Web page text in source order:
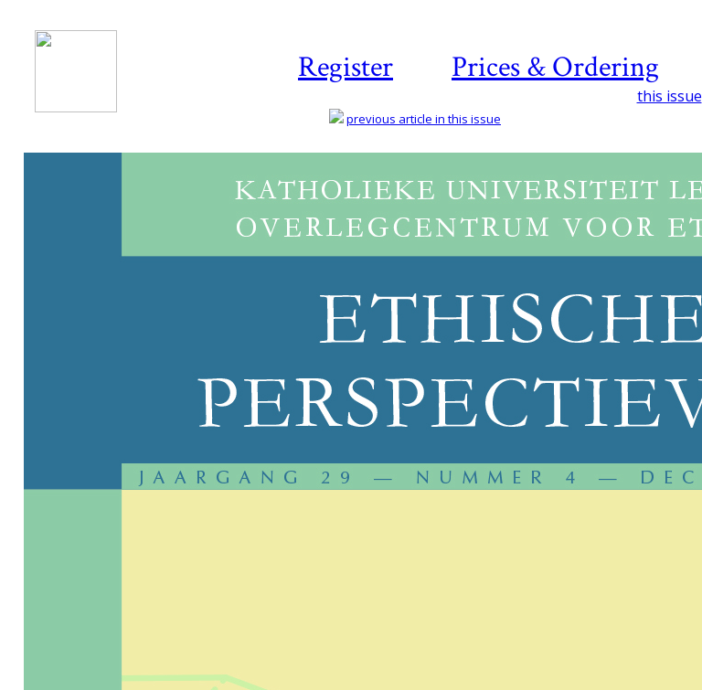
Register Prices & Ordering
this issue
previous article in this issue